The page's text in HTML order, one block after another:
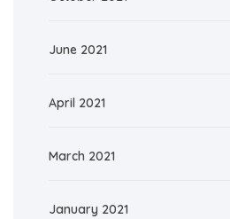
June 2021
April 2021
March 2021
January 2021